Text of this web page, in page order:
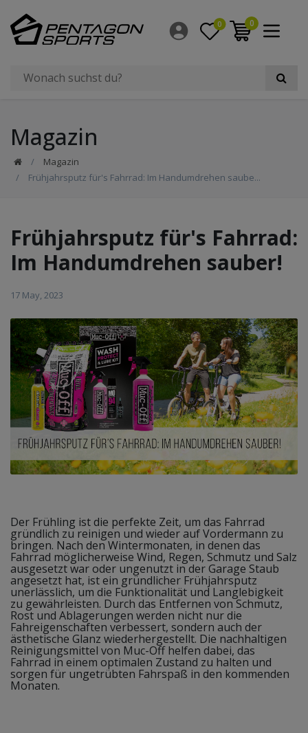
0 0
Magazin
Magazin
Frühjahrsputz für's Fahrrad: Im Handumdrehen saube...
Frühjahrsputz für's Fahrrad:
Im Handumdrehen sauber!
17 May, 2023
Der Frühling ist die perfekte Zeit, um das Fahrrad
gründlich zu reinigen und wieder auf Vordermann zu
bringen. Nach den Wintermonaten, in denen das
Fahrrad möglicherweise Wind, Regen, Schmutz und Salz
ausgesetzt war oder ungenutzt in der Garage Staub
angesetzt hat, ist ein gründlicher Frühjahrsputz
unerlässlich, um die Funktionalität und Langlebigkeit
zu gewährleisten. Durch das Entfernen von Schmutz,
Rost und Ablagerungen werden nicht nur die
Fahreigenschaften verbessert, sondern auch der
ästhetische Glanz wiederhergestellt. Die nachhaltigen
Reinigungsmittel von Muc-Off helfen dabei, das
Fahrrad in einem optimalen Zustand zu halten und
sorgen für ungetrübten Fahrspaß in den kommenden
Monaten.